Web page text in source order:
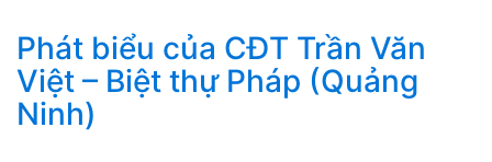
Phát biểu của CĐT Trần Văn
Việt – Biệt thự Pháp (Quảng
Ninh)